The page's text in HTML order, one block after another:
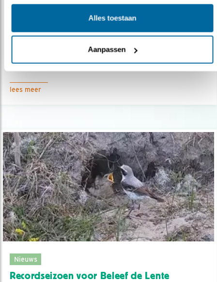
Alles toestaan
Aanpassen
Bruine Bank beter beschermd
Groot succes: kabinet moet Bruine Bank beter
lees meer
Nieuws
Recordseizoen voor Beleef de Lente